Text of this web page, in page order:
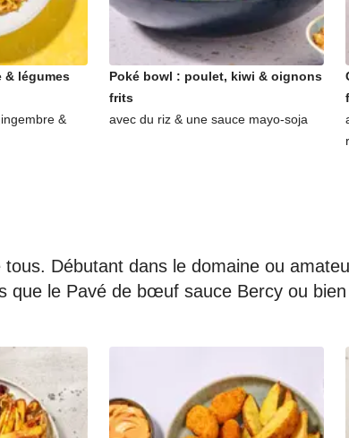
& légumes
&
Poké bowl : poulet, kiwi & oignons
frits
avec du riz & une sauce mayo-soja
Débutant dans le domaine ou
que le Pavé de bœuf sauce Bercy ou